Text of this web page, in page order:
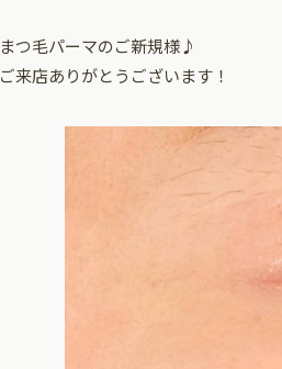
まつ毛パーマのご新規様♪
ご来店ありがとうございます！